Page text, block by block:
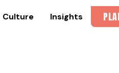
Culture Insights